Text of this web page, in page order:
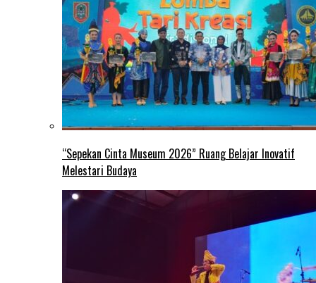
“Sepekan Cinta Museum 2026” Ruang Belajar Inovatif
Melestari Budaya